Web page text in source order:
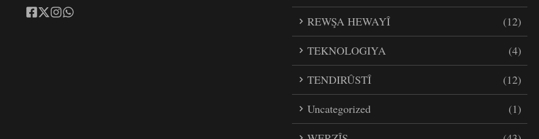
REWŞA HEWAYÎ
(12)
TEKNOLOGIYA
(4)
TENDIRÛSTÎ
(12)
Uncategorized
(1)